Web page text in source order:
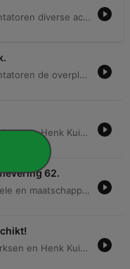
In deze aflevering bespreken de presentatoren diverse actualiteiten, van de sociale media-aanwezigheid van Sylvie Meis tot het verdwijnen van het Blues Festival in Grollo. Er wordt kritisch gekeken naar de Canal Parade en de politieke implicaties van migratiestromen vanuit Afrika naar Europa. Daarnaast gaan de sprekers dieper in op demografische uitdagingen, vragen van luisteraars over bekende Nederlanders en muziek, en de noodzaak van een Nederlandse bondscoach voor het nationale voetbalteam. Ook wordt de mismatch tussen artiesten en publiek bij concerten besproken.
In deze aflevering bespreken de presentatoren de overplaatsing van Willem Holleider naar een minder beveiligde inrichting en delen zij anekdotes over het leven in de EBI. Daarnaast behandelen ze diverse actuele thema's, variërend van de kwaliteit van 'De Slimste Mens' en de aanwezigheid van Victor Vlam in talkshows tot het nieuwe strafpuntensysteem voor automobilisten. Verder gaat het gesprek over de prestaties in de Tour de France, met specifieke aandacht voor Mathieu van der Poel en opkomend wielertalent. Ook worden zwaardere onderwerpen aangesneden, zoals de standpunten van de SP over vrouwelijke genitale verminking en de complexiteit van terugkeer naar landen waar men voorheen is gevlucht.
In deze aflevering bespreken Johan Derksen en Henk Kuipers diverse actuele thema's, variërend van de seksualisering in de atletiek tot kritiek op het recente WK voetbal. Daarnaast behandelen ze maatschappelijke kwesties zoals het vuurwerkverbod, de staat van de natuur en de boerenstand. Verder gaan de presentatoren in op Henks plannen voor een nieuwe social media serie, persoonlijke verhalen over tatoeages en de impact van sociale media op de privacy van publieke figuren. De discussie raakt ook aan de rechtspraak bij zware misdrijven en het belang van tweede kansen.
62.
Deze aflevering behandelt diverse actuele en maatschappelijke onderwerpen, beginnend met de onrust en criminaliteit rondom het asielzoekerscentrum in Ter Apel. Daarnaast bespreken we de uitbreiding van het WK voetbal door de FIFA, politieke aanstellingen en de nieuwe wethouder voor vrouwenzaken in Amersfoort. Verder staat een concert van Luke Combs in de Johan Cruijff Arena centraal, gevolgd door een kritische blik op oorlogsmisdaden, het afdekken van fouten binnen de politie en justitie, en de rechtszaak rondom de '6 van Breda'.
In deze aflevering bespreken Johan Derksen en Henk Kuipers diverse actuele onderwerpen, variërend van de crowdfunding van Anouk en de toekomst van Estavana Polman tot de rellen in Marokko en de regels rondom vakantiewoningen. Ook de hoge verkeersboetes in Nederland staan ter discussie. Daarnaast behandelen de sprekers de kritiek op Roddelpraat en het verdienmodel van Jan Roos en Dennis Schouten. In de sportwereld komen de comeback van Conor McGregor, de kritiek op Sarina Wiegman en de toekomst van Max Verstappen en Lewis Hamilton aan bod, waarna het gesprek eindigt met een felle kritiek op motivatiecoaches zoals Emile Ratelband.